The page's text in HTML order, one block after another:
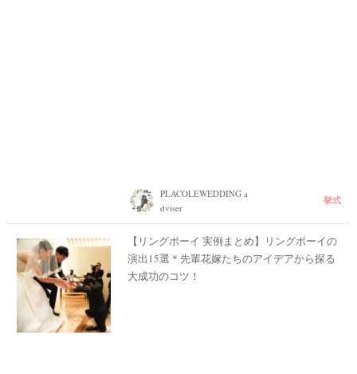
PLACOLEWEDDING a
dviser
挙式
【リングボーイ 実例まとめ】リングボーイの
演出15選＊先輩花嫁たちのアイデアから探る
大成功のコツ！